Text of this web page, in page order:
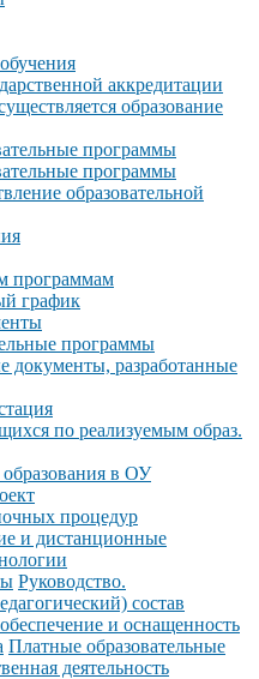
аккредитации
образование
программы
программы
образовательной
программам
график
программы
документы, разработанные
по реализуемым образ.
в ОУ
процедур
и дистанционные
Руководство.
состав
и оснащенность
Платные образовательные
деятельность